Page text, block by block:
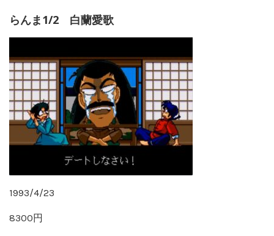
らんま1/2 白蘭愛歌
1993/4/23
8300円